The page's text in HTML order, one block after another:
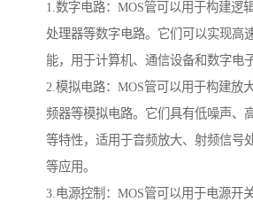
1.数字电路：MOS管可以用于构建逻
处理器等数字电路。它们可以实现高
能，用于计算机、通信设备和数字电
2.模拟电路：MOS管可以用于构建放
频器等模拟电路。它们具有低噪声、
等特性，适用于音频放大、射频信号
等应用。
3.电源控制：MOS管可以用于电源开